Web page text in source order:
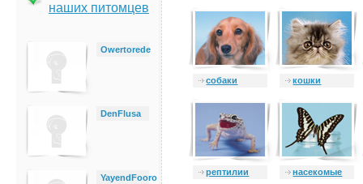
наших питомцев
Owertorede
DenFlusa
YayendFooro
cобаки кошки
рептилии насекомые